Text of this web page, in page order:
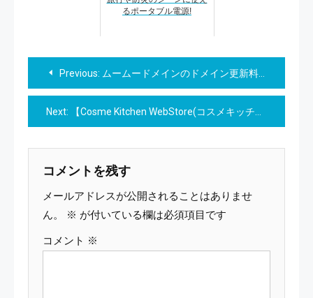
るポータブル電源!
投
稿
ナ
ビ
ゲ
ー
シ
Previous: ムームードメインのドメイン更新料金と注意点: あなたのウェブサイトをスムーズに維持
Next: 【Cosme Kitchen WebStore(コスメキッチンウェブストア)】株式会社マッシュビューティーラボ
コメントを残す
メールアドレスが公開されることはありませ
ん。
※ が付いている欄は必須項目です
コメント ※